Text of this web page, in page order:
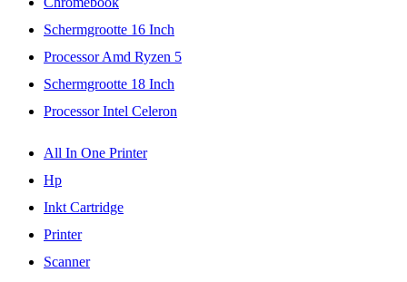
Schermgrootte 16 Inch
Processor Amd Ryzen 5
Schermgrootte 18 Inch
Processor Intel Celeron
All In One Printer
Hp
Inkt Cartridge
Printer
Scanner